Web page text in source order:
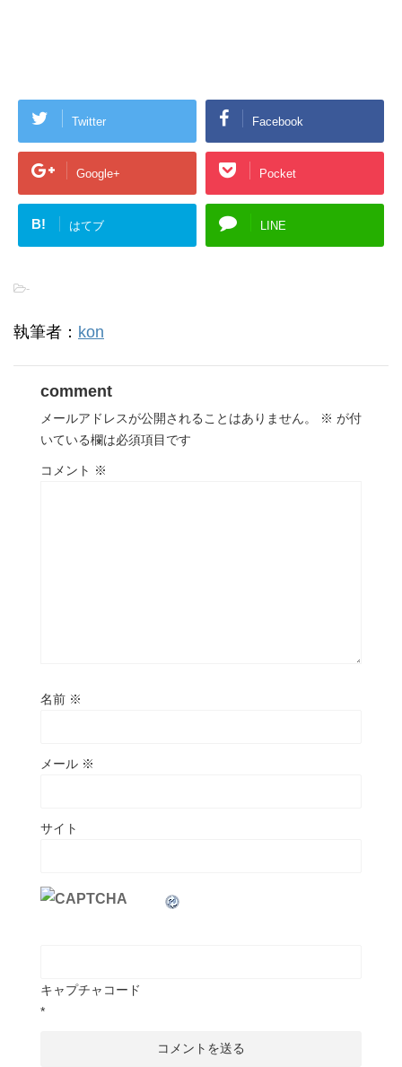
Twitter Facebook
Google+ Pocket
B! はてブ LINE
-
執筆者： kon
comment
メールアドレスが公開されることはありません。 ※ が付
いている欄は必須項目です
コメント ※
名前 ※
メール ※
サイト
キャプチャコード
*